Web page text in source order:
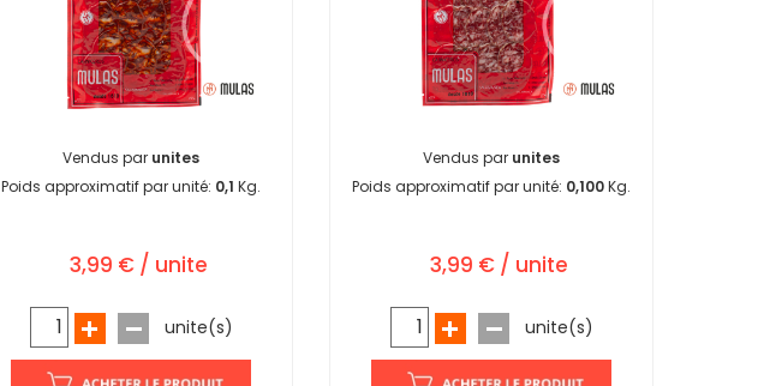
Vendus par unites
Poids approximatif par unité: 0,1 Kg.
3,99 € / unite
unite(s)
Vendus par unites
Poids approximatif par unité: 0,100Kg.
3,99 € / unite
unite(s)